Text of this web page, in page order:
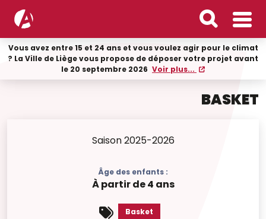
Vous avez entre 15 et 24 ans et vous voulez agir pour le climat
? La Ville de Liège vous propose de déposer votre projet avant
le 20 septembre 2026 Voir plus...
BASKET
Saison 2025-2026
Âge des enfants :
À partir de 4 ans
Basket